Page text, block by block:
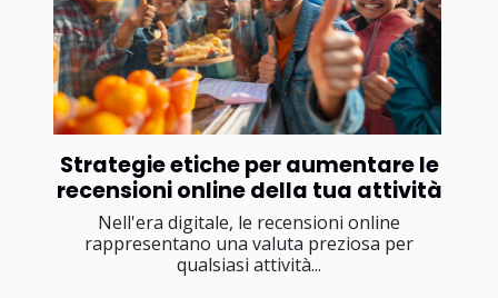
Strategie etiche per aumentare le
recensioni online della tua attività
Nell'era digitale, le recensioni online
rappresentano una valuta preziosa per
qualsiasi attività...